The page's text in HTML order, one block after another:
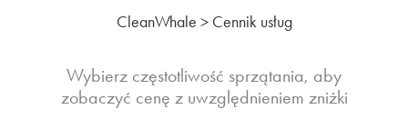
CleanWhale > Cennik usług
Wybierz częstotliwość sprzątania, aby
zobaczyć cenę z uwzględnieniem zniżki